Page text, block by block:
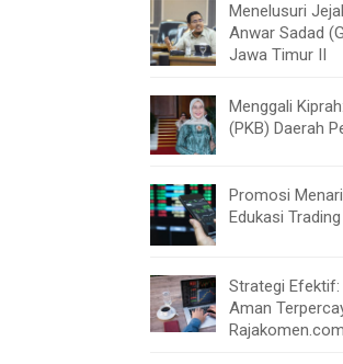
Menelusuri
Anwar Sadad
Jawa Timur II
Menggali
(PKB) Daerah
Promosi
Edukasi
Strategi
Aman
Rajakomen.com